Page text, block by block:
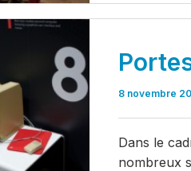
8 novembre
Dans le
nombreux